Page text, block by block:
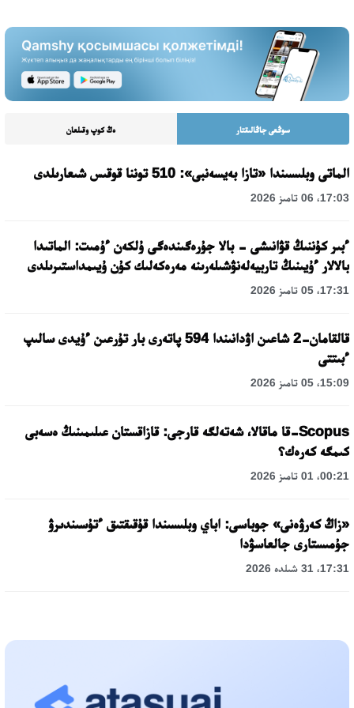
سوڭعى جاڭالىقتار ەڭ كوپ وقىلعان
الماتى وبلىسىندا «تازا بەيسەنبى»: 510 توننا قوقىس شىعارىلدى
17:03، 06 تامىز 2026
ءبىر كۇننىڭ قۋانىشى - بالا جۇرەگىندەگى ۇلكەن ءۇمىت: الماتىدا
بالالار ءۇيىنىڭ تاربيەلەنۋشىلەرىنە مەرەكەلىك كۇن ۇيىمداستىرىلدى
17:31، 05 تامىز 2026
قالقامان-2 شاعىن اۋدانىندا 594 پاتەرى بار تۇرعىن ءۇيدى سالىپ
ءبىتتى
15:09، 05 تامىز 2026
Scopus-قا ماقالا، شەتەلگە قارجى: قازاقستان عىلىمىنىڭ ەسەبى
كىمگە كەرەك؟
00:21، 01 تامىز 2026
«زاڭ كەرۋەنى» جوباسى: اباي وبلىسىندا قۇقىقتىق ءتۇسىندىرۋ
جۇمىستارى جالعاسۋدا
17:31، 31 شىلدە 2026
جوسپارلانۋدا